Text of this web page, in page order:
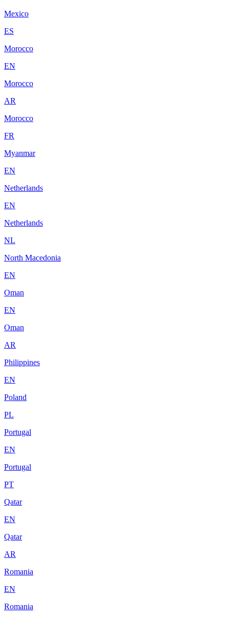
Mexico
ES
Morocco
EN
Morocco
AR
Morocco
FR
Myanmar
EN
Netherlands
EN
Netherlands
NL
North Macedonia
EN
Oman
EN
Oman
AR
Philippines
EN
Poland
PL
Portugal
EN
Portugal
PT
Qatar
EN
Qatar
AR
Romania
EN
Romania